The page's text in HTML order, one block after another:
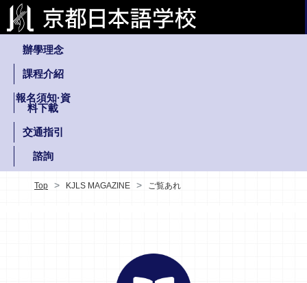
辦學理念
課程介紹
報名須知·資
料下載
交通指引
諮詢
Top KJLS MAGAZINE ご覧あれ